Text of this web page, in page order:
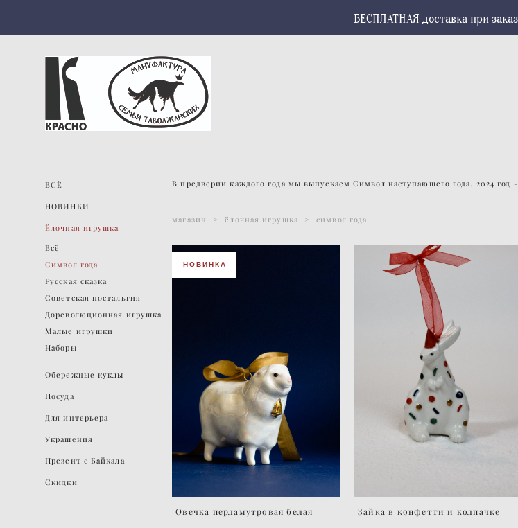
БЕСПЛАТНАЯ доставка при
ВСЁ
НОВИНКИ
Ёлочная игрушка
Всё
Символ года
Русская сказка
Советская ностальгия
Дореволюционная игрушка
Малые игрушки
Наборы
Обережные куклы
Посуда
Для интерьера
Украшения
Презент с Байкала
Скидки
В предверии каждого года мы выпускаем Символ наступающего года. 2024
магазин > ёлочная игрушка > символ года
НОВИНКА
Овечка перламутровая белая Зайка в конфетти и колпачке